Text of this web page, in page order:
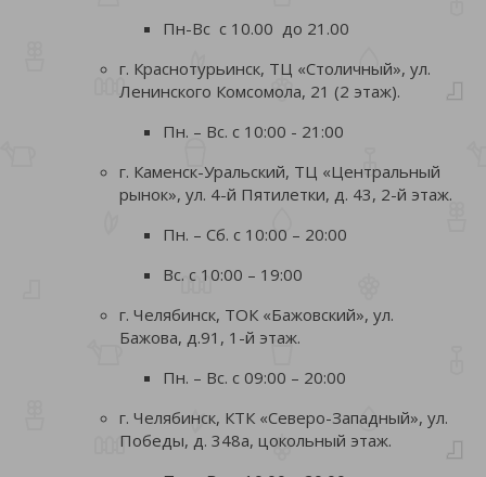
Пн-Вс с 10.00 до 21.00
г. Краснотурьинск, ТЦ «Столичный», ул.
Ленинского Комсомола, 21 (2 этаж).
Пн. – Вс. с 10:00 - 21:00
г. Каменск-Уральский, ТЦ «Центральный
рынок», ул. 4-й Пятилетки, д. 43, 2-й этаж.
Пн. – Сб. с 10:00 – 20:00
Вс. с 10:00 – 19:00
г. Челябинск, ТОК «Бажовский», ул.
Бажова, д.91, 1-й этаж.
Пн. – Вс. с 09:00 – 20:00
г. Челябинск, КТК «Северо-Западный», ул.
Победы, д. 348а, цокольный этаж.